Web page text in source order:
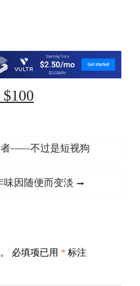
者——不过是短视狗
味因随便而变淡
必填项已用 * 标注